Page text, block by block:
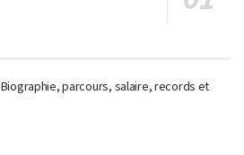
parcours, salaire, records et